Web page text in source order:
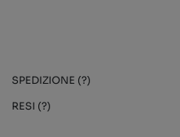
SPEDIZIONE (?)
RESI (?)